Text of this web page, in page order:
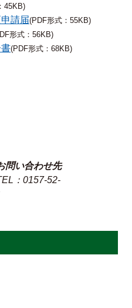
45KB)
請届(PDF形式：55KB)
形式：56KB)
(PDF形式：68KB)
問い合わせ先
：0157-52-